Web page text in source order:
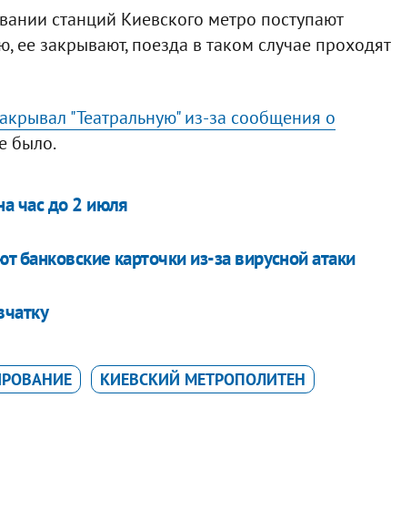
станций Киевского метро поступают
ее закрывают, поезда в таком случае проходят
"Театральную" из-за сообщения о
было.
час до 2 июля
карточки из-за вирусной атаки
КИЕВСКИЙ МЕТРОПОЛИТЕН